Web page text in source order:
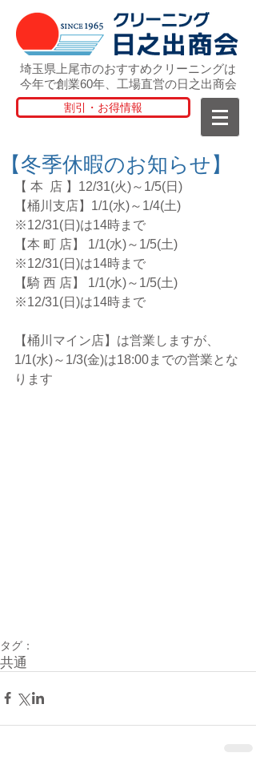
埼玉県上尾市のおすすめクリーニングは
今年で創業60年、工場直営の日之出商会
割引・お得情報
【冬季休暇のお知らせ】
【 本  店 】12/31(火)～1/5(日)
【桶川支店】1/1(水)～1/4(土)
※12/31(日)は14時まで
【本 町 店】 1/1(水)～1/5(土)
※12/31(日)は14時まで
【騎 西 店】 1/1(水)～1/5(土)
※12/31(日)は14時まで
【桶川マイン店】は営業しますが、
1/1(水)～1/3(金)は18:00までの営業とな
ります
タグ：
共通